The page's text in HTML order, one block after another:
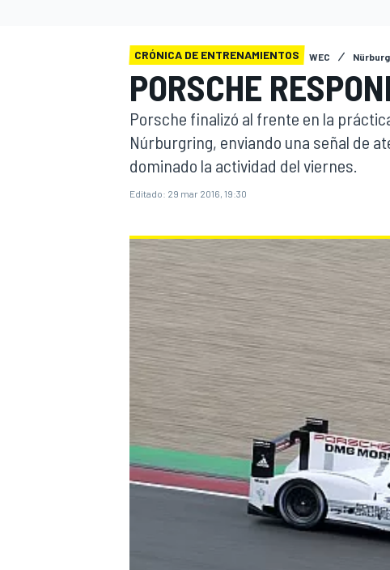
INDYCAR WRC
WEC FÓRMULA E
CRÓNICA DE ENTRENAMIENTOS WEC
PORSCHE
Porsche finalizó al frente en la
Núrburgring, enviando una señal de
dominado la actividad del viernes.
Editado: 29 mar 2016, 19:30